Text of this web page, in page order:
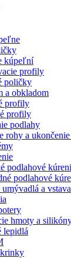
kúpeľní
profily
poličky
a obkladom
profily
profily
podlahy
rohy a ukončenie
podlahové
podlahové
a
hmoty a
lepidlá